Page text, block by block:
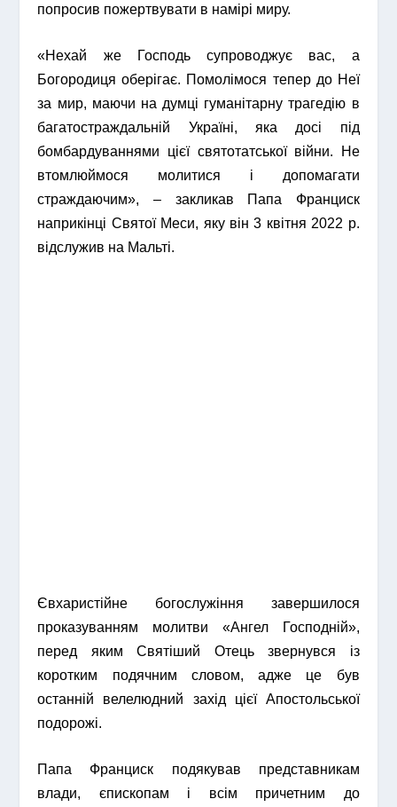
попросив пожертвувати в намірі миру.
«Нехай же Господь супроводжує вас, а
Богородиця оберігає. Помолімося тепер до Неї
за мир, маючи на думці гуманітарну трагедію в
багатостраждальній Україні, яка досі під
бомбардуваннями цієї святотатської війни. Не
втомлюймося молитися і допомагати
страждаючим», – закликав Папа Франциск
наприкінці Святої Меси, яку він 3 квітня 2022 р.
відслужив на Мальті.
Євхаристійне богослужіння завершилося
проказуванням молитви «Ангел Господній»,
перед яким Святіший Отець звернувся із
коротким подячним словом, адже це був
останній велелюдний захід цієї Апостольської
подорожі.
Папа Франциск подякував представникам
влади, єпископам і всім причетним до